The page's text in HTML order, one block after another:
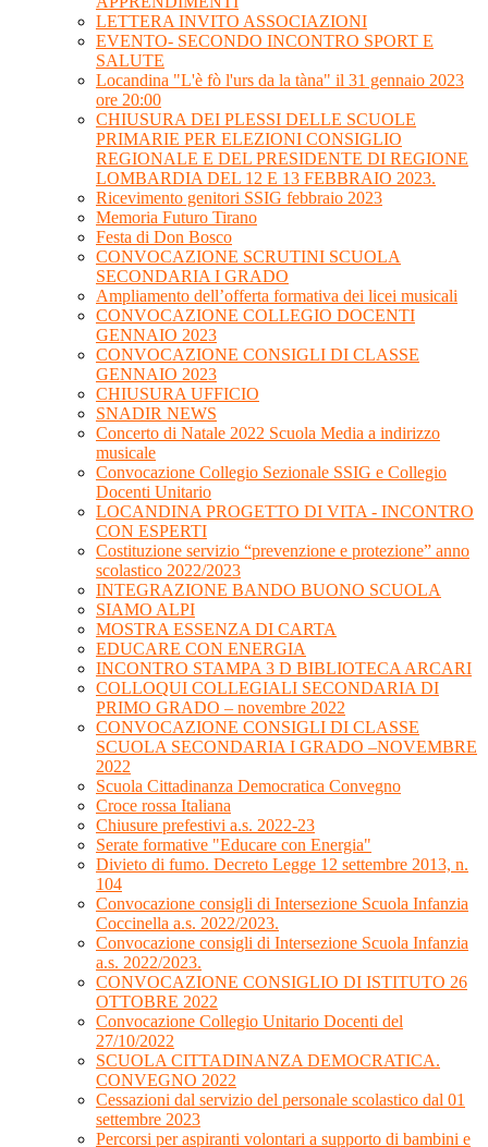
LETTERA INVITO ASSOCIAZIONI
EVENTO- SECONDO INCONTRO SPORT E
SALUTE
Locandina "L'è fò l'urs da la tàna" il 31 gennaio 2023
ore 20:00
CHIUSURA DEI PLESSI DELLE SCUOLE
PRIMARIE PER ELEZIONI CONSIGLIO
REGIONALE E DEL PRESIDENTE DI REGIONE
LOMBARDIA DEL 12 E 13 FEBBRAIO 2023.
Ricevimento genitori SSIG febbraio 2023
Memoria Futuro Tirano
Festa di Don Bosco
CONVOCAZIONE SCRUTINI SCUOLA
SECONDARIA I GRADO
Ampliamento dell’offerta formativa dei licei musicali
CONVOCAZIONE COLLEGIO DOCENTI
GENNAIO 2023
CONVOCAZIONE CONSIGLI DI CLASSE
GENNAIO 2023
CHIUSURA UFFICIO
SNADIR NEWS
Concerto di Natale 2022 Scuola Media a indirizzo
musicale
Convocazione Collegio Sezionale SSIG e Collegio
Docenti Unitario
LOCANDINA PROGETTO DI VITA - INCONTRO
CON ESPERTI
Costituzione servizio “prevenzione e protezione” anno
scolastico 2022/2023
INTEGRAZIONE BANDO BUONO SCUOLA
SIAMO ALPI
MOSTRA ESSENZA DI CARTA
EDUCARE CON ENERGIA
INCONTRO STAMPA 3 D BIBLIOTECA ARCARI
COLLOQUI COLLEGIALI SECONDARIA DI
PRIMO GRADO – novembre 2022
CONVOCAZIONE CONSIGLI DI CLASSE
SCUOLA SECONDARIA I GRADO –NOVEMBRE
2022
Scuola Cittadinanza Democratica Convegno
Croce rossa Italiana
Chiusure prefestivi a.s. 2022-23
Serate formative "Educare con Energia"
Divieto di fumo. Decreto Legge 12 settembre 2013, n.
104
Convocazione consigli di Intersezione Scuola Infanzia
Coccinella a.s. 2022/2023.
Convocazione consigli di Intersezione Scuola Infanzia
a.s. 2022/2023.
CONVOCAZIONE CONSIGLIO DI ISTITUTO 26
OTTOBRE 2022
Convocazione Collegio Unitario Docenti del
27/10/2022
SCUOLA CITTADINANZA DEMOCRATICA.
CONVEGNO 2022
Cessazioni dal servizio del personale scolastico dal 01
settembre 2023
Percorsi per aspiranti volontari a supporto di bambini e